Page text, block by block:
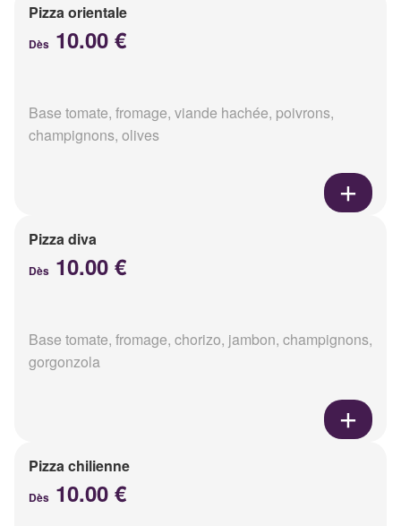
Pizza orientale
Dès 10.00 €
Base tomate, fromage, viande hachée, poivrons,
champignons, olives
Pizza diva
Dès 10.00 €
Base tomate, fromage, chorizo, jambon, champignons,
gorgonzola
Pizza chilienne
Dès 10.00 €